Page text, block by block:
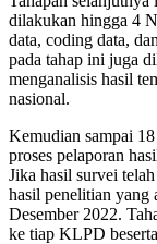
dilakukan hingga 4
data, coding data,
pada tahap ini juga
menganalisis hasil
nasional.
Kemudian sampai
proses pelaporan
Jika hasil survei
hasil penelitian yang
Desember 2022.
ke tiap KLPD